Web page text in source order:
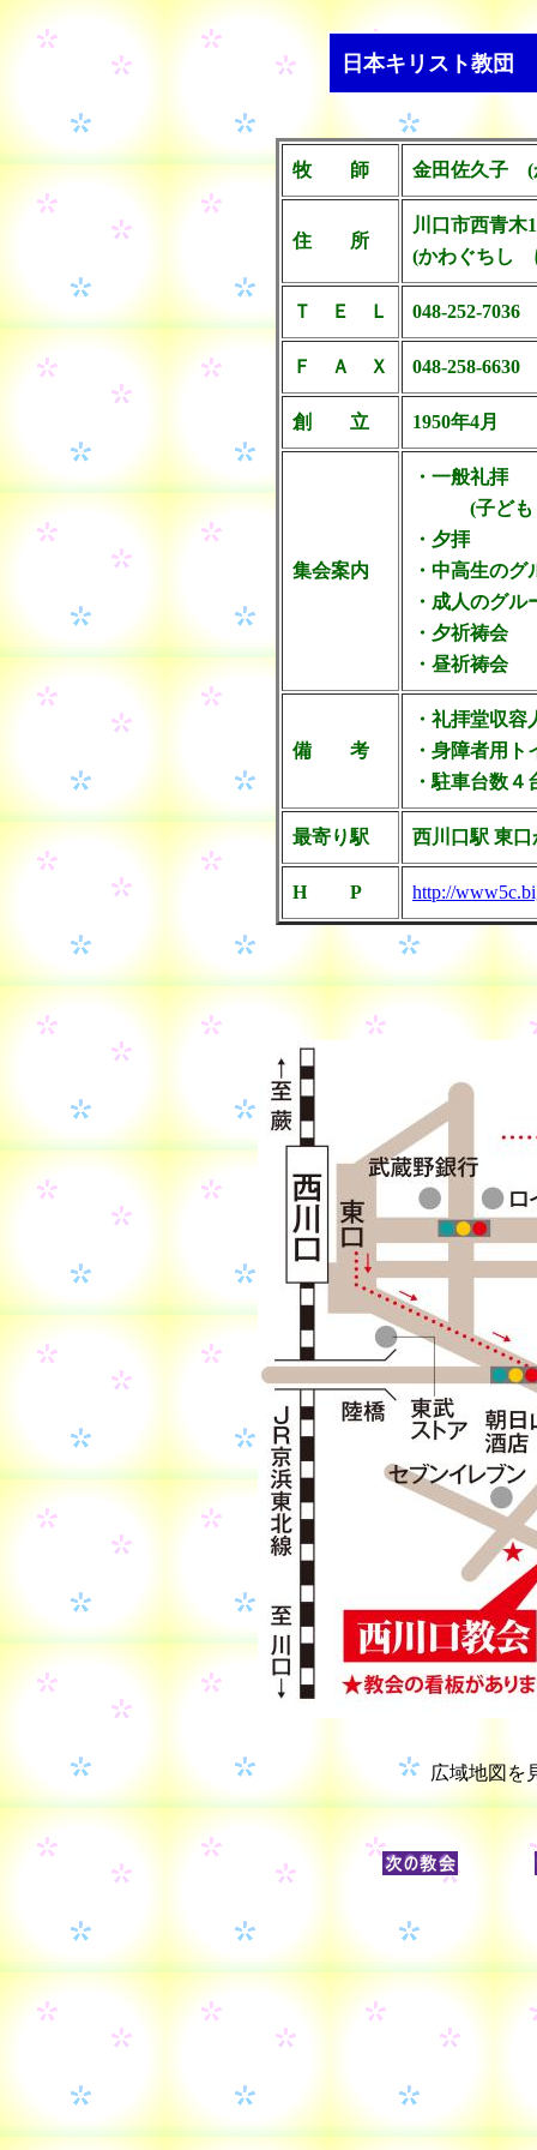
日本キリスト教団
牧 師 金田佐久子
住 所
川口市西青木
(かわぐちし
Ｔ Ｅ Ｌ 048-252-7036
Ｆ Ａ Ｘ 048-258-6630
創 立 1950年4月
集会案内
・一般礼
(子どもも
・夕拝
・中高生の
・成人の
・夕祈祷
・昼祈祷
備 考
・礼拝堂収
・身障者用
・駐車台数
最寄り駅 西川口駅 東
H P http://
広域地図